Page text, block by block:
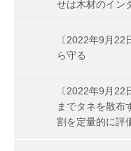
せは木材のイン
〔2022年9月
ら守る
〔2022年9月22
までタネを散布
割を定量的に評